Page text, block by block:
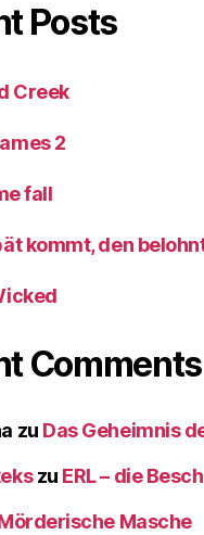
Posts
Creek
2
fall
kommt, den
Comments
zu Das Geheimnis
zu ERL – die
Masche